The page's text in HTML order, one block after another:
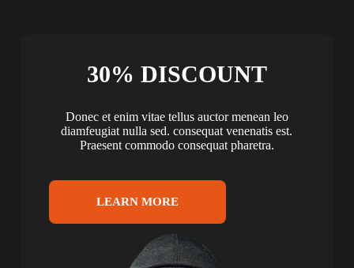
30% DISCOUNT
Donec et enim vitae tellus auctor menean leo
diamfeugiat nulla sed. consequat venenatis est.
Praesent commodo consequat pharetra.
LEARN MORE